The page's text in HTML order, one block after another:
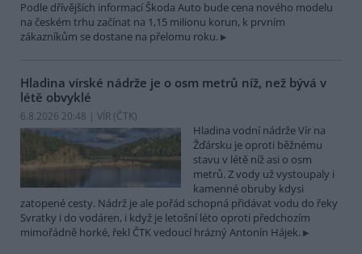
Podle dřívějších informací Škoda Auto bude cena nového modelu
na českém trhu začínat na 1,15 milionu korun, k prvním
zákazníkům se dostane na přelomu roku.
Hladina vírské nádrže je o osm metrů níž, než bývá v
létě obvyklé
6.8.2026 20:48 | VÍR (ČTK)
Hladina vodní nádrže Vír na
Žďársku je oproti běžnému
stavu v létě níž asi o osm
metrů. Z vody už vystoupaly i
kamenné obruby kdysi
zatopené cesty. Nádrž je ale pořád schopná přidávat vodu do řeky
Svratky i do vodáren, i když je letošní léto oproti předchozím
mimořádně horké, řekl ČTK vedoucí hrázný Antonín Hájek.